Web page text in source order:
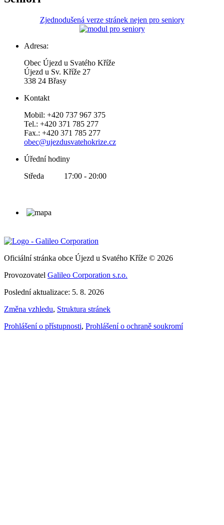
Zjednodušená verze stránek nejen pro seniory
Adresa:
Obec Újezd u Svatého Kříže
Újezd u Sv. Kříže 27
338 24 Břasy
Kontakt
Mobil: +420 737 967 375
Tel.: +420 371 785 277
Fax.: +420 371 785 277
obec@ujezdusvatehokrize.cz
Úřední hodiny
Středa 17:00 - 20:00
Oficiální stránka obce Újezd u Svatého Kříže © 2026
Provozovatel Galileo Corporation s.r.o.
Poslední aktualizace: 5. 8. 2026
Změna vzhledu, Struktura stránek
Prohlášení o přístupnosti, Prohlášení o ochraně soukromí